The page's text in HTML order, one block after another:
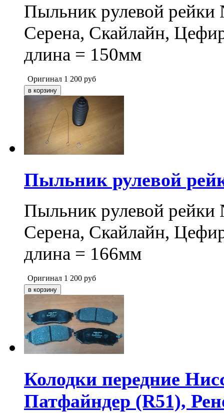
Пыльник рулевой
Серена, Скайлайн,
длина = 150мм
Оригинал 1 200 руб
Пыльник рулевой
Пыльник рулевой
Серена, Скайлайн,
длина = 166мм
Оригинал 1 200 руб
Колодки передние
Патфайндер (R51),